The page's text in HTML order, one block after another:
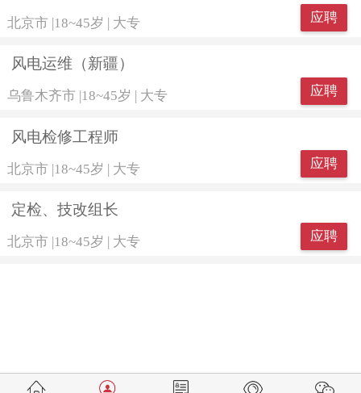
北京市 |18~45岁 | 大专 应聘
风电运维（新疆）
乌鲁木齐市 18~45岁 大专 应聘
风电检修工程师
北京市 |18~45岁 | 大专 应聘
定检、技改组长
北京市 |18~45岁 | 大专 应聘